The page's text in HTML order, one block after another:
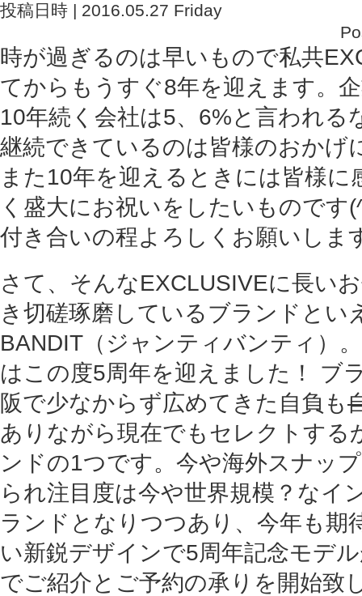
投稿日時 | 2016.05.27 Friday
時が過ぎるのは早いもので私共
てからもうすぐ8年を迎えます。
10年続く会社は5、6%と言われる
継続できているのは皆様のおか
また10年を迎えるときには皆様に
く盛大にお祝いをしたいもので
付き合いの程よろしくお願いしま
さて、そんなEXCLUSIVEに長い
き切磋琢磨しているブランドとい
BANDIT（ジャンティバンティ）
はこの度5周年を迎えました！ ブ
阪で少なからず広めてきた自負も
ありながら現在でもセレクトする
ンドの1つです。今や海外スナッ
られ注目度は今や世界規模？なイ
ランドとなりつつあり、今年も期
い新鋭デザインで5周年記念モデ
でご紹介とご予約の承りを開始致